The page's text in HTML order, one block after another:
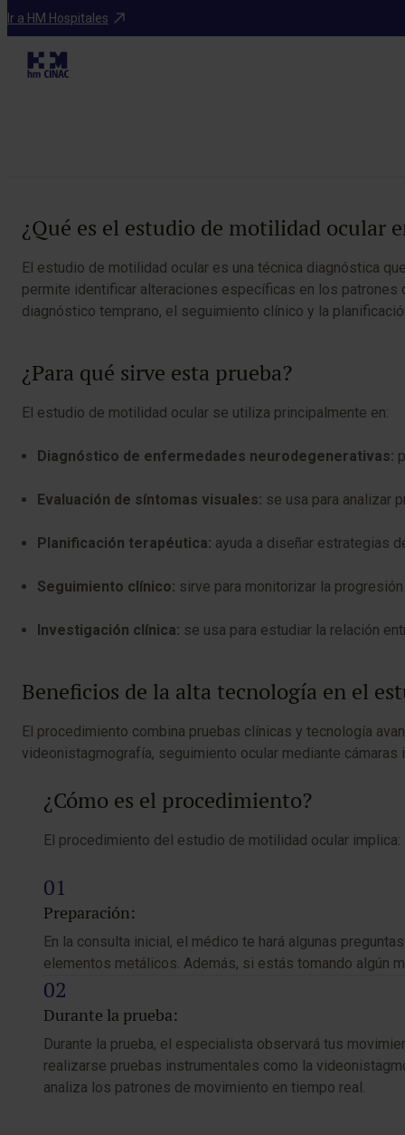
Ir a HM Hospitales
Pruebas diagnósticas
Estudio de
¿Qué es el estudio de motilidad ocular
El estudio de motilidad ocular es una técnica diagnóstica
permite identificar alteraciones específicas en los patrones
diagnóstico temprano, el seguimiento clínico y la
¿Para qué sirve esta prueba?
El estudio de motilidad ocular se utiliza principalmente en:
Diagnóstico de enfermedades neurodegenerativas:
Evaluación de síntomas visuales: se usa para analizar
Planificación terapéutica: ayuda a diseñar estrategias
Seguimiento clínico: sirve para monitorizar la
Investigación clínica: se usa para estudiar la relación
Beneficios de la alta tecnología en el
El procedimiento combina pruebas clínicas y tecnología
videonistagmografía, seguimiento ocular mediante
¿Cómo es el procedimiento?
El procedimiento del estudio de motilidad ocular implica:
Preparación:
En la consulta inicial, el médico te hará algunas
elementos metálicos. Además, si estás tomando algún
Durante la prueba:
Durante la prueba, el especialista observará tus
realizarse pruebas instrumentales como la
analiza los patrones de movimiento en tiempo real.